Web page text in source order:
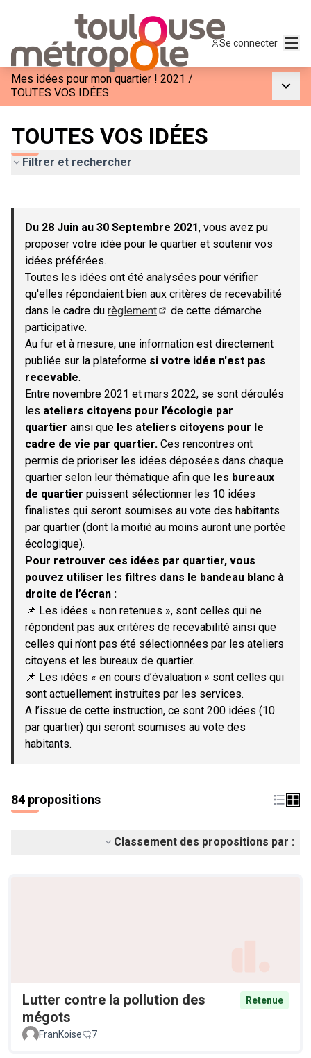
Se connecter
Mes idées pour mon quartier ! 2021 /
TOUTES VOS IDÉES
TOUTES VOS IDÉES
Filtrer et rechercher
−
Du 28 Juin au 30 Septembre 2021, vous avez pu
proposer votre idée pour le quartier et soutenir vos
idées préférées.
Toutes les idées ont été analysées pour vérifier
qu'elles répondaient bien aux critères de recevabilité
dans le cadre du règlement
de cette démarche
participative.
Au fur et à mesure, une information est directement
publiée sur la plateforme si votre idée n'est pas
recevable.
Entre novembre 2021 et mars 2022, se sont déroulés
les ateliers citoyens pour l’écologie par
quartier ainsi que les ateliers citoyens pour le
cadre de vie par quartier. Ces rencontres ont
permis de prioriser les idées déposées dans chaque
quartier selon leur thématique afin que les bureaux
de quartier puissent sélectionner les 10 idées
finalistes qui seront soumises au vote des habitants
par quartier (dont la moitié au moins auront une portée
écologique).
Pour retrouver ces idées par quartier, vous
pouvez utiliser les filtres dans le bandeau blanc à
droite de l’écran :
📌 Les idées « non retenues », sont celles qui ne
répondent pas aux critères de recevabilité ainsi que
celles qui n’ont pas été sélectionnées par les ateliers
citoyens et les bureaux de quartier.
📌 Les idées « en cours d’évaluation » sont celles qui
sont actuellement instruites par les services.
A l’issue de cette instruction, ce sont 200 idées (10
par quartier) qui seront soumises au vote des
habitants.
84 propositions
Classement des propositions par :
Lutter contre la pollution des
mégots
Retenue
FranKoise 7